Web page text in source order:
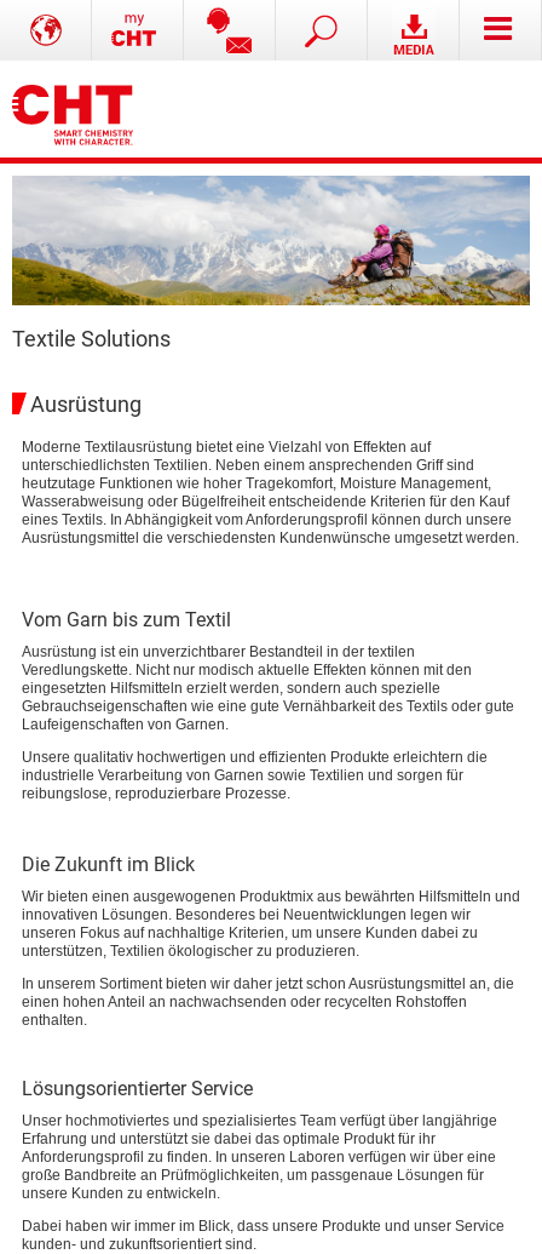
Textile Solutions
Ausrüstung
Moderne Textilausrüstung bietet eine Vielzahl von Effekten auf
unterschiedlichsten Textilien. Neben einem ansprechenden Griff sind
heutzutage Funktionen wie hoher Tragekomfort, Moisture Management,
Wasserabweisung oder Bügelfreiheit entscheidende Kriterien für den Kauf
eines Textils. In Abhängigkeit vom Anforderungsprofil können durch unsere
Ausrüstungsmittel die verschiedensten Kundenwünsche umgesetzt werden.
Vom Garn bis zum Textil
Ausrüstung ist ein unverzichtbarer Bestandteil in der textilen
Veredlungskette. Nicht nur modisch aktuelle Effekten können mit den
eingesetzten Hilfsmitteln erzielt werden, sondern auch spezielle
Gebrauchseigenschaften wie eine gute Vernähbarkeit des Textils oder gute
Laufeigenschaften von Garnen.
Unsere qualitativ hochwertigen und effizienten Produkte erleichtern die
industrielle Verarbeitung von Garnen sowie Textilien und sorgen für
reibungslose, reproduzierbare Prozesse.
Die Zukunft im Blick
Wir bieten einen ausgewogenen Produktmix aus bewährten Hilfsmitteln und
innovativen Lösungen. Besonderes bei Neuentwicklungen legen wir
unseren Fokus auf nachhaltige Kriterien, um unsere Kunden dabei zu
unterstützen, Textilien ökologischer zu produzieren.
In unserem Sortiment bieten wir daher jetzt schon Ausrüstungsmittel an, die
einen hohen Anteil an nachwachsenden oder recycelten Rohstoffen
enthalten.
Lösungsorientierter Service
Unser hochmotiviertes und spezialisiertes Team verfügt über langjährige
Erfahrung und unterstützt sie dabei das optimale Produkt für ihr
Anforderungsprofil zu finden. In unseren Laboren verfügen wir über eine
große Bandbreite an Prüfmöglichkeiten, um passgenaue Lösungen für
unsere Kunden zu entwickeln.
Dabei haben wir immer im Blick, dass unsere Produkte und unser Service
kunden- und zukunftsorientiert sind.